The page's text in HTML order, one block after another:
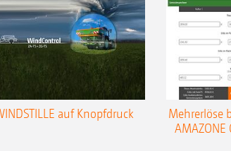
auf Knopfdruck
Mehrerlöse
AMAZONE